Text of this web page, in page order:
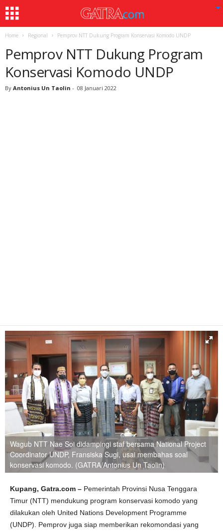
Home Regional Pemprov NTT Dukung Program Konservasi Komodo UNDP
Pemprov NTT Dukung Program
Konservasi Komodo UNDP
By Antonius Un Taolin - 08 Januari 2022
Wagub NTT Nae Soi didampingi staf bersama National Project
Coordinator UNDP, Fransiska Sugi, usai membahas soal
konservasi komodo. (GATRA/Antonius Un Taolin)
Kupang, Gatra.com – Pemerintah Provinsi Nusa Tenggara
Timur (NTT) mendukung program konservasi komodo yang
dilakukan oleh United Nations Development Programme
(UNDP). Pemprov juga siap memberikan rekomondasi yang